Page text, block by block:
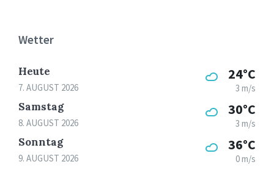
Wetter
Heute
7. AUGUST 2026
24°C
3 m/s
Samstag
8. AUGUST 2026
30°C
3 m/s
Sonntag
9. AUGUST 2026
36°C
0 m/s